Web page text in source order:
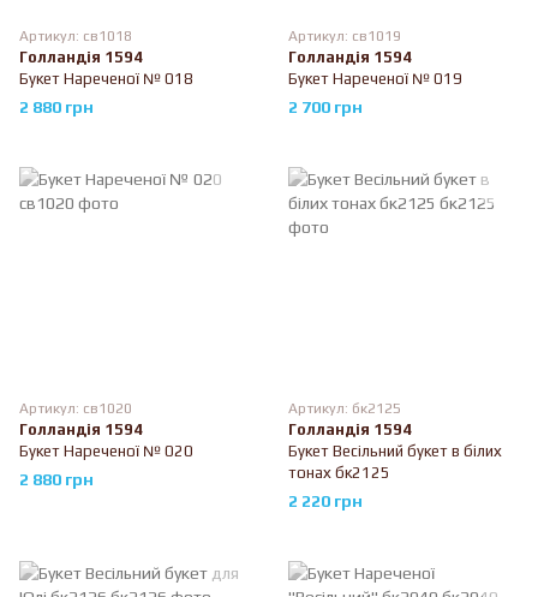
Артикул: св1018
Голландія 1594
Букет Нареченої № 018
2 880 грн
Артикул: св1019
Голландія 1594
Букет Нареченої № 019
2 700 грн
Артикул: св1020
Голландія 1594
Букет Нареченої № 020
2 880 грн
Артикул: бк2125
Голландія 1594
Букет Весільний букет в білих
тонах бк2125
2 220 грн